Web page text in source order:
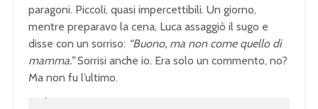
paragoni. Piccoli, quasi impercettibili. Un giorno,
mentre preparavo la cena, Luca assaggiò il sugo e
disse con un sorriso: “Buono, ma non come quello di
mamma.”Sorrisi anche io. Era solo un commento, no?
Ma non fu l’ultimo.